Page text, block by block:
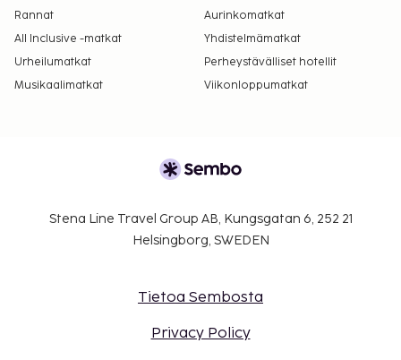
Rannat
Aurinkomatkat
All Inclusive -matkat
Yhdistelmämatkat
Urheilumatkat
Perheystävälliset hotellit
Musikaalimatkat
Viikonloppumatkat
Stena Line Travel Group AB, Kungsgatan 6, 252 21
Helsingborg, SWEDEN
Tietoa Sembosta
Privacy Policy